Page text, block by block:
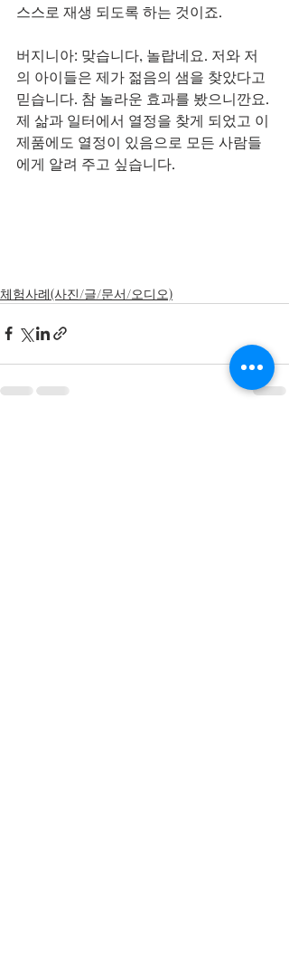
스스로 재생 되도록 하는 것이죠.
버지니아: 맞습니다, 놀랍네요. 저와 저
의 아이들은 제가 젊음의 샘을 찾았다고
믿습니다. 참 놀라운 효과를 봤으니깐요.
제 삶과 일터에서 열정을 찾게 되었고 이
제품에도 열정이 있음으로 모든 사람들
에게 알려 주고 싶습니다.
체험사례(사진/글/문서/오디오)